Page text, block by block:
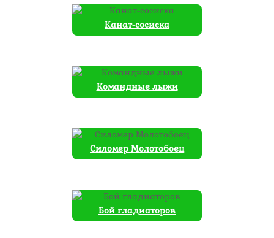
Канат-сосиска
Командные лыжи
Силомер Молотобоец
Бой гладиаторов